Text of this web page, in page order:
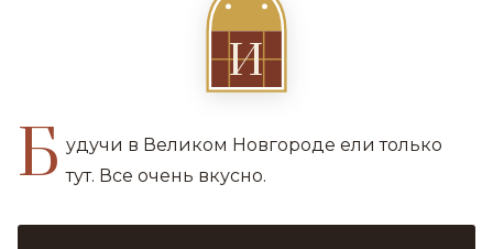
И
Б удучи в Великом Новгороде ели только
тут. Все очень вкусно.